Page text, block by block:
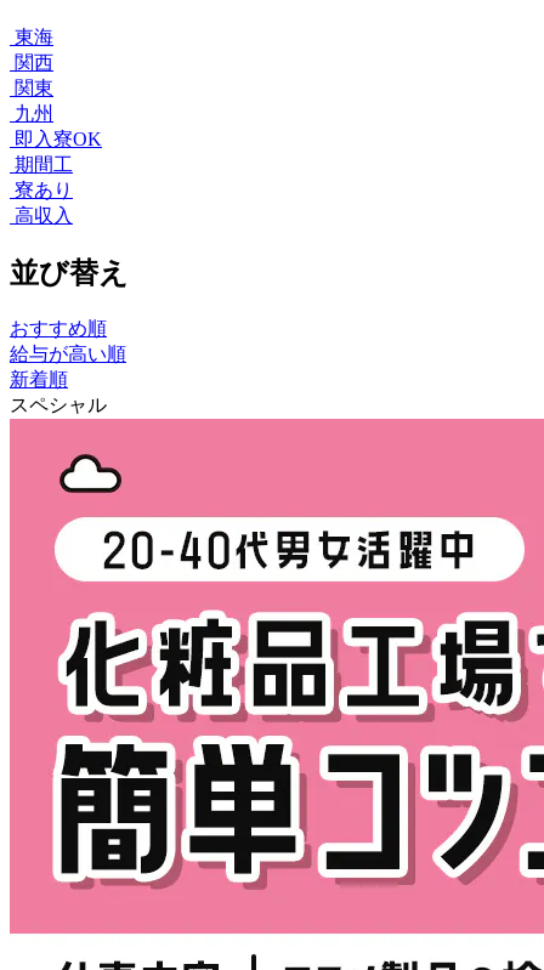
東海
関西
関東
九州
即入寮OK
期間工
寮あり
高収入
並び替え
おすすめ順
給与が高い順
新着順
スペシャル